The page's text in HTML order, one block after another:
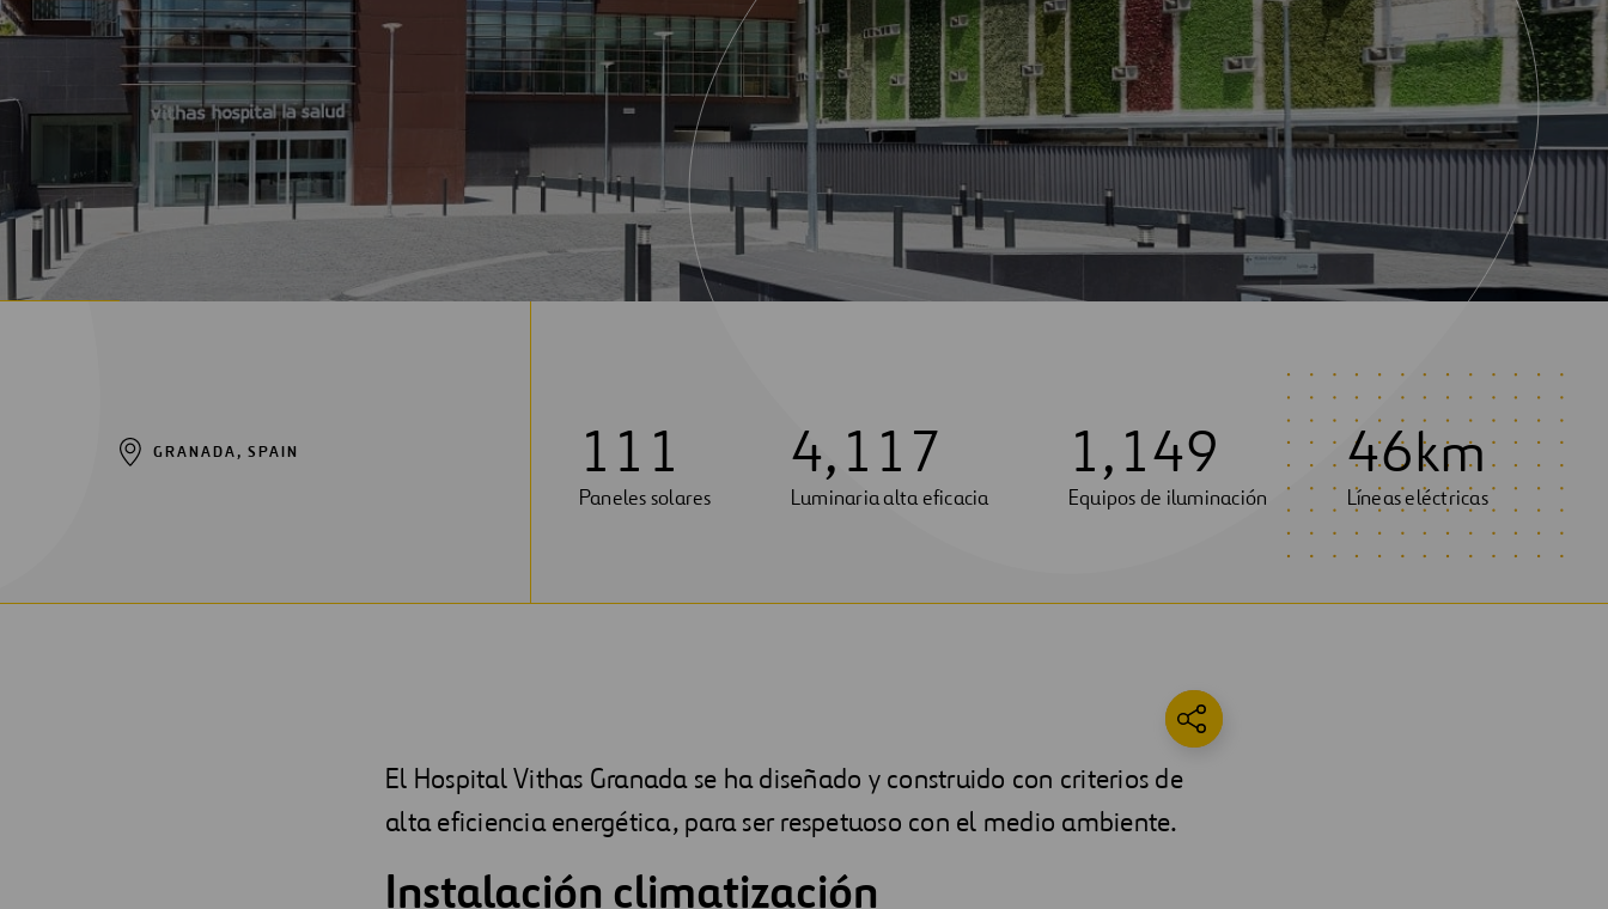
Digitalización
Automatización
GRANADA, SPAIN 1 1 1
Paneles solares
4,1 17
Luminaria alta eficacia
1,149
Equipos de iluminación
46km
Líneas eléctricas
El Hospital Vithas Granada se ha diseñado y construido con criterios de
alta eficiencia energética, para ser respetuoso con el medio ambiente.
Instalación climatización